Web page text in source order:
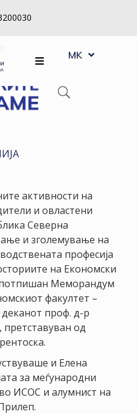
MK
SQ
активности на
и овластени
Северна
и зголемување на
професија
на Економски
Меморандум
факултет –
проф. д-р
претставуван од
и Елена
за меѓународни
ИСОС и алумнист на